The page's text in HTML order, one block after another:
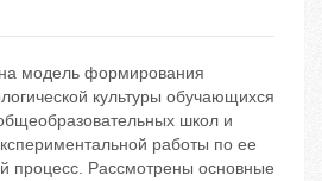
модель формирования
культуры обучающихся
школ и
работы по ее
процесс. Рассмотрены основные